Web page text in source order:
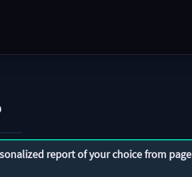
report of your choice from page